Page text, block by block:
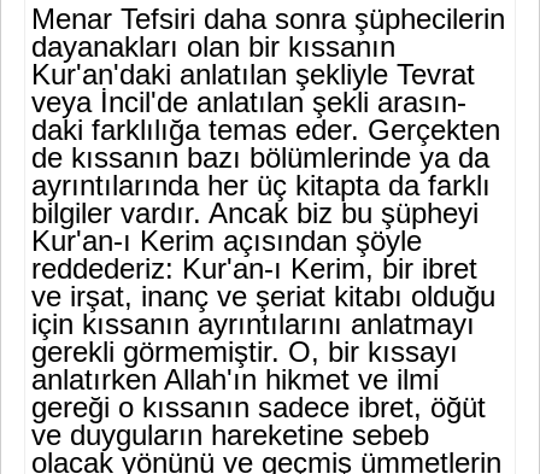
Menar Tefsiri daha sonra şüphecilerin
dayanakları olan bir kıssanın
Kur'an'daki anlatılan şekliyle Tevrat
veya İncil'de anlatılan şekli arasın­
daki farklılığa temas eder. Gerçekten
de kıssanın bazı bölümlerinde ya da
ayrıntılarında her üç kitapta da farklı
bilgiler vardır. Ancak biz bu şüpheyi
Kur'an-ı Kerim açısından şöyle
reddederiz: Kur'an-ı Kerim, bir ibret
ve irşat, inanç ve şeriat kitabı olduğu
için kıssanın ayrıntılarını anlatmayı
gerekli görmemiştir. O, bir kıssayı
anlatırken Allah'ın hikmet ve ilmi
gereği o kıssanın sadece ibret, öğüt
ve duyguların hareketine sebeb
olacak yönünü ve geçmiş ümmetlerin